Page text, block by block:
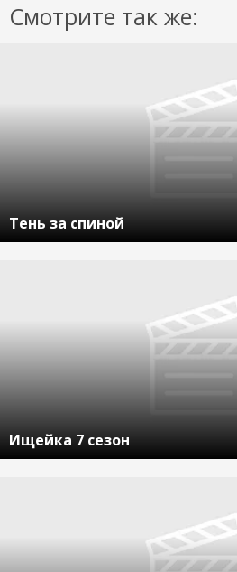
Смотрите так же:
Тень за спиной
Ищейка 7 сезон